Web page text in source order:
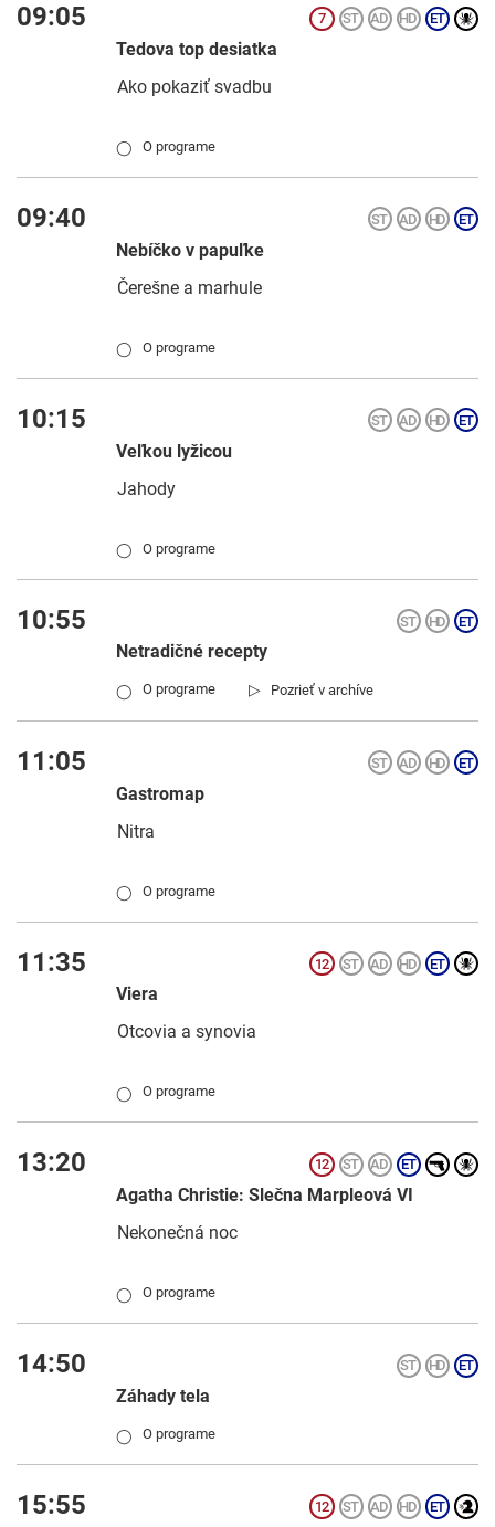
09:05
Tedova top desiatka
Ako pokaziť svadbu
◯ O programe
09:40
Nebíčko v papuľke
Čerešne a marhule
◯ O programe
10:15
Veľkou lyžicou
Jahody
◯ O programe
10:55
Netradičné recepty
▷ Pozrieť v archíve
◯ O programe
11:05
Gastromap
Nitra
◯ O programe
11:35
Viera
Otcovia a synovia
◯ O programe
13:20
Agatha Christie: Slečna Marpleová VI
Nekonečná noc
◯ O programe
14:50
Záhady tela
◯ O programe
15:55